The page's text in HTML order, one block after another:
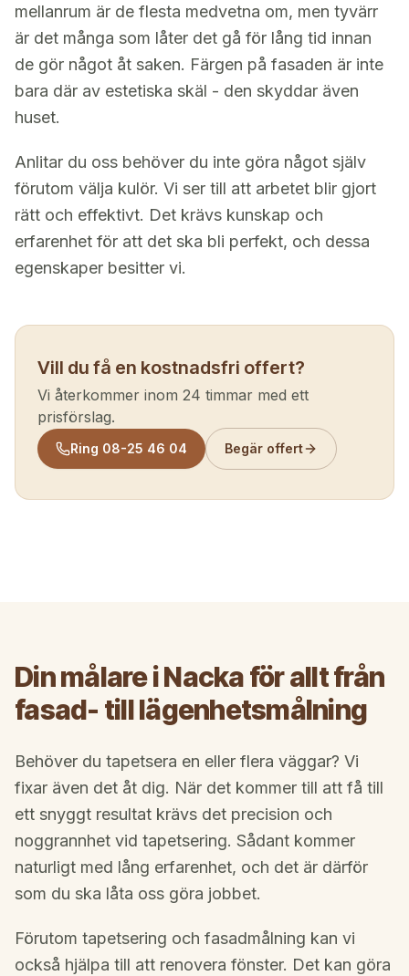
mellanrum är de flesta medvetna om, men tyvärr
är det många som låter det gå för lång tid innan
de gör något åt saken. Färgen på fasaden är inte
bara där av estetiska skäl - den skyddar även
huset.
Anlitar du oss behöver du inte göra något själv
förutom välja kulör. Vi ser till att arbetet blir gjort
rätt och effektivt. Det krävs kunskap och
erfarenhet för att det ska bli perfekt, och dessa
egenskaper besitter vi.
Vill du få en kostnadsfri offert?
Vi återkommer inom 24 timmar med ett
prisförslag.
Ring 08-25 46 04 Begär offert
Din målare i Nacka för allt från
fasad- till lägenhetsmålning
Behöver du tapetsera en eller flera väggar? Vi
fixar även det åt dig. När det kommer till att få till
ett snyggt resultat krävs det precision och
noggrannhet vid tapetsering. Sådant kommer
naturligt med lång erfarenhet, och det är därför
som du ska låta oss göra jobbet.
Förutom tapetsering och fasadmålning kan vi
också hjälpa till att renovera fönster. Det kan göra